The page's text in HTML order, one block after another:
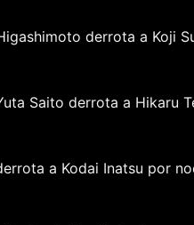
derrota a Koji
Saito derrota a Hikaru
a Kodai Inatsu por